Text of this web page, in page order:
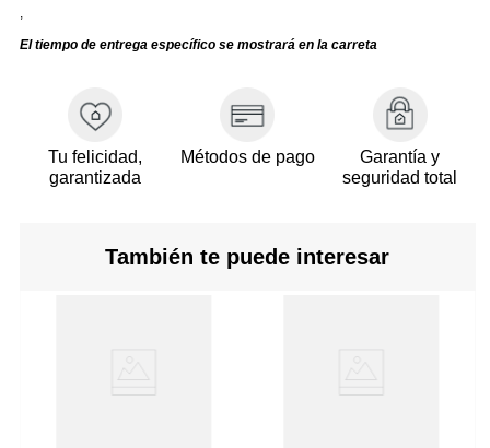
,
El tiempo de entrega específico se mostrará en la carreta
Tu felicidad,
garantizada
Métodos de pago
Garantía y
seguridad total
También te puede interesar